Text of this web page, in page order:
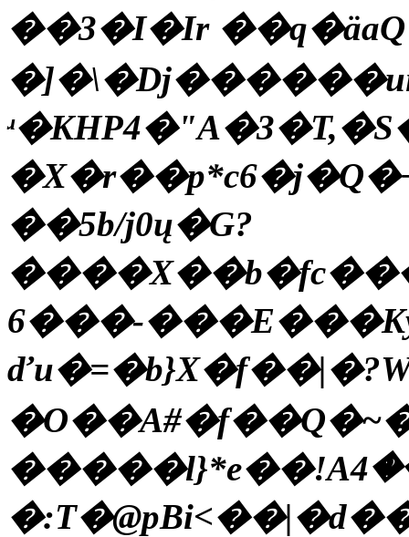
��3�I�Ir
��5b/j0ų�G?
6���-
�����l}*e��!Aݻ��4�ւ�rr�T'#׊In#�p]��)�H�+�@O�i�p9�P�z���zX�.2�ɇ#��*)��5|